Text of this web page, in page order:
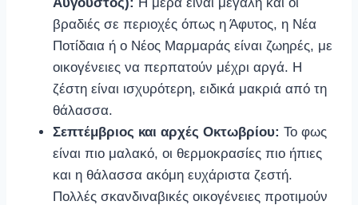
βραδιές σε περιοχές όπως η Άφυτος, η Νέα
Ποτίδαια ή ο Νέος Μαρμαράς είναι ζωηρές, με
οικογένειες να περπατούν μέχρι αργά. Η
ζέστη είναι ισχυρότερη, ειδικά μακριά από τη
θάλασσα.
Σεπτέμβριος και αρχές Οκτωβρίου: Το φως
είναι πιο μαλακό, οι θερμοκρασίες πιο ήπιες
και η θάλασσα ακόμη ευχάριστα ζεστή.
Πολλές σκανδιναβικές οικογένειες προτιμούν